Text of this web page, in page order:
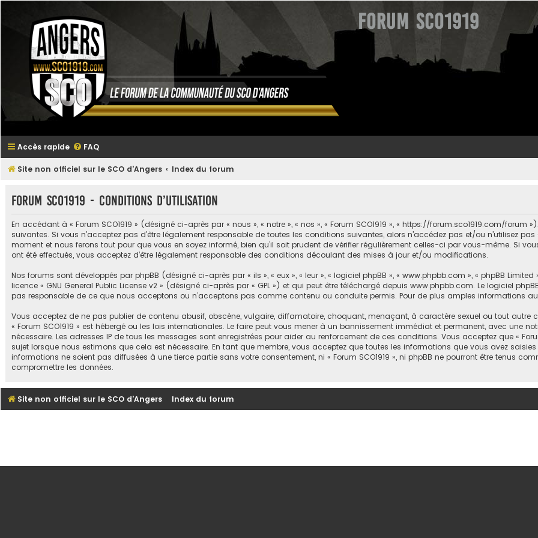
Forum SCO1919
Accès rapide FAQ
Site non officiel sur le SCO d'Angers Index du forum
Forum SCO1919 - Conditions d’utilisation
En accédant à « Forum SCO1919 » (désigné ci-après par « nous », « notre », « nos », « Forum SCO1919 », « https://forum.sco1919.com/
suivantes. Si vous n’acceptez pas d’être légalement responsable de toutes les conditions suivantes, alors n’accédez pas et/ou n’utilisez
moment et nous ferons tout pour que vous en soyez informé, bien qu’il soit prudent de vérifier régulièrement celles-ci par vous-même. Si
ont été effectués, vous acceptez d’être légalement responsable des conditions découlant des mises à jour et/ou modifications.
Nos forums sont développés par phpBB (désigné ci-après par « ils », « eux », « leur », « logiciel phpBB », « www.phpbb.com », « phpBB
licence « GNU General Public License v2 » (désigné ci-après par « GPL ») et qui peut être téléchargé depuis www.phpbb.com. Le logiciel
pas responsable de ce que nous acceptons ou n’acceptons pas comme contenu ou conduite permis. Pour de plus amples informations au
Vous acceptez de ne pas publier de contenu abusif, obscène, vulgaire, diffamatoire, choquant, menaçant, à caractère sexuel ou tout autre
« Forum SCO1919 » est hébergé ou les lois internationales. Le faire peut vous mener à un bannissement immédiat et permanent, avec une
nécessaire. Les adresses IP de tous les messages sont enregistrées pour aider au renforcement de ces conditions. Vous acceptez que «
sujet lorsque nous estimons que cela est nécessaire. En tant que membre, vous acceptez que toutes les informations que vous avez
informations ne soient pas diffusées à une tierce partie sans votre consentement, ni « Forum SCO1919 », ni phpBB ne pourront être tenus
compromettre les données.
Site non officiel sur le SCO d'Angers Index du forum